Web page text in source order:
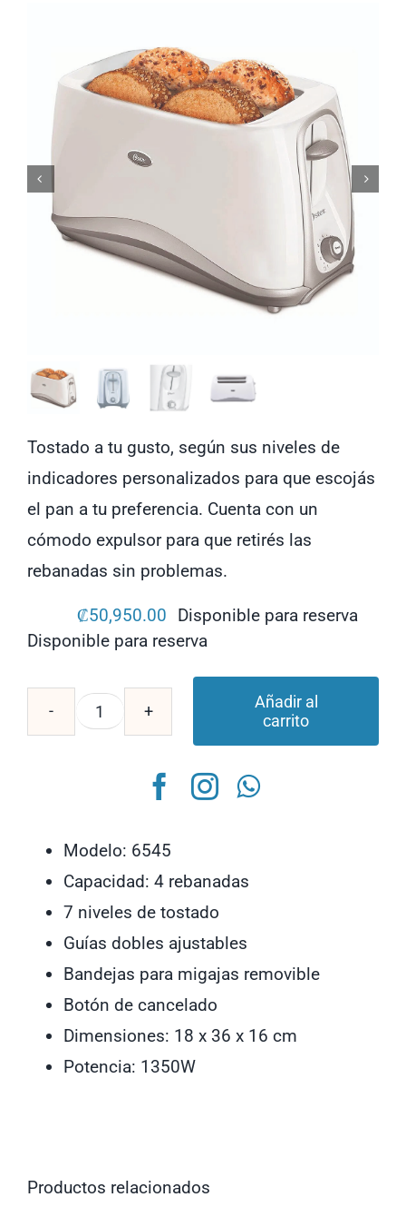
Licenciamiento
Tostado a tu gusto, según sus niveles de
indicadores personalizados para que escojás
el pan a tu preferencia. Cuenta con un
cómodo expulsor para que retirés las
rebanadas sin problemas.
₡50,950.00
Disponible para reserva
Disponible para reserva
Tostador
6545
cantidad
Añadir al
carrito
Modelo: 6545
Capacidad: 4 rebanadas
7 niveles de tostado
Guías dobles ajustables
Bandejas para migajas removible
Botón de cancelado
Dimensiones: 18 x 36 x 16 cm
Potencia: 1350W